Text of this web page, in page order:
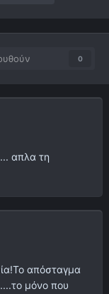
0
απλα τη
απόσταγμα
μόνο που